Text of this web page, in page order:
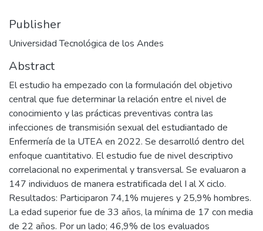
Publisher
Universidad Tecnológica de los Andes
Abstract
El estudio ha empezado con la formulación del objetivo
central que fue determinar la relación entre el nivel de
conocimiento y las prácticas preventivas contra las
infecciones de transmisión sexual del estudiantado de
Enfermería de la UTEA en 2022. Se desarrolló dentro del
enfoque cuantitativo. El estudio fue de nivel descriptivo
correlacional no experimental y transversal. Se evaluaron a
147 individuos de manera estratificada del I al X ciclo.
Resultados: Participaron 74,1% mujeres y 25,9% hombres.
La edad superior fue de 33 años, la mínima de 17 con media
de 22 años. Por un lado; 46,9% de los evaluados